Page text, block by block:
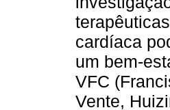
cardíaca
um bem-
VFC
Vente,